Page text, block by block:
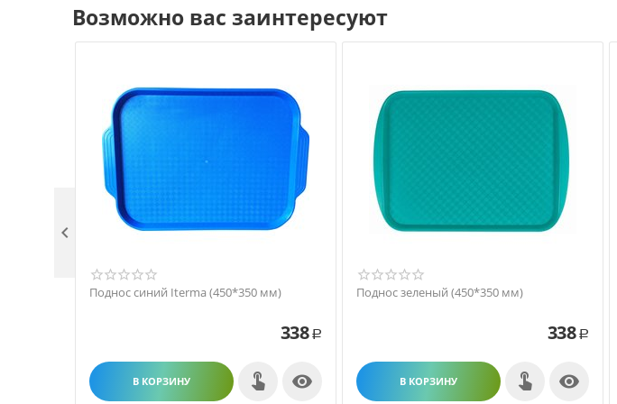
Возможно вас заинтересуют
Поднос синий Iterma (450*350 мм)
338 Р
В КОРЗИНУ 
Поднос зеленый (450*350 мм)
338 Р
В КОРЗИНУ 
